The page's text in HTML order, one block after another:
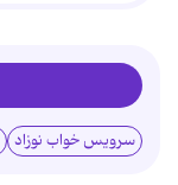
سرویس خواب نوزاد